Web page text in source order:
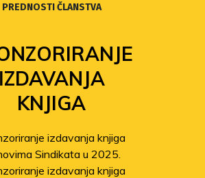
PREDNOSTI ČLANSTVA
IZDAVANJA
KNJIGA
izdavanja knjiga
Sindikata u 2025.
izdavanja knjiga